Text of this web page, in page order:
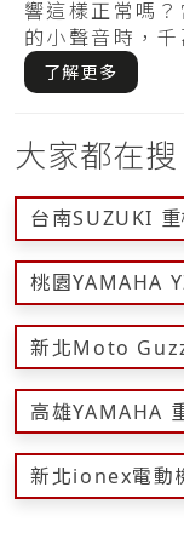
響這樣正常嗎
的小聲音時，
修行.....
了解更多
大家都在搜
台南SUZUKI
桃園YAMAHA
新北Moto
高雄YAMAHA
新北ionex電動